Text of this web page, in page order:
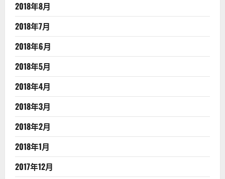
2018年8月
2018年7月
2018年6月
2018年5月
2018年4月
2018年3月
2018年2月
2018年1月
2017年12月